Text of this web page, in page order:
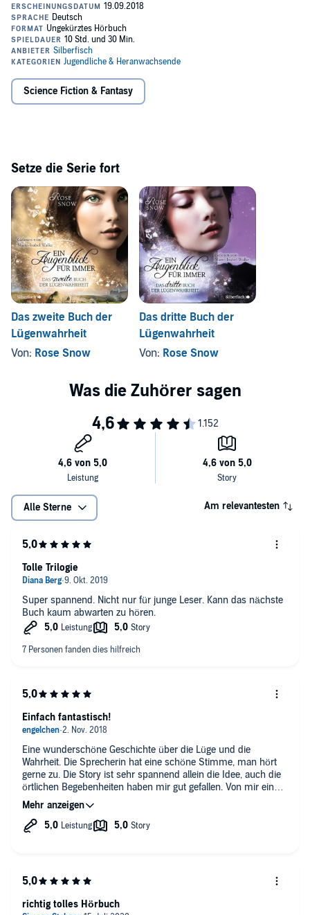
unaufhaltsam in ihren Bann. Bis ein einziger Augenblick alles
verändert und June merkt, dass eine uralte Gabe in ihr erwacht...
Science Fiction & Fantasy
Setze die Serie fort
Das zweite Buch der
Lügenwahrheit
Von: Rose Snow
Das dritte Buch der
Lügenwahrheit
Von: Rose Snow
Alle Sterne Am relevantesten
Super spannend. Nicht nur für junge Leser. Kann das nächste
Buch kaum abwarten zu hören.
Tolle Trilogie
Eine wunderschöne Geschichte über die Lüge und die
Wahrheit. Die Sprecherin hat eine schöne Stimme, man hört
gerne zu. Die Story ist sehr spannend allein die Idee, auch die
örtlichen Begebenheiten haben mir gut gefallen. Von mir einen
absoluten Hörtipp!
Einfach fantastisch!
richtig tolles Hörbuch